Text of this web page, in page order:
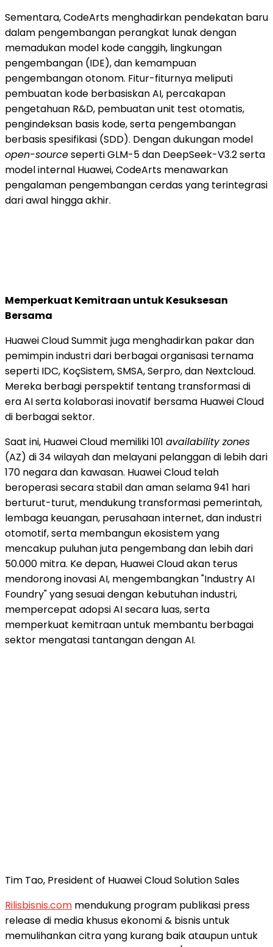
Sementara, CodeArts menghadirkan pendekatan baru
dalam pengembangan perangkat lunak dengan
memadukan model kode canggih, lingkungan
pengembangan (IDE), dan kemampuan
pengembangan otonom. Fitur-fiturnya meliputi
pembuatan kode berbasiskan AI, percakapan
pengetahuan R&D, pembuatan unit test otomatis,
pengindeksan basis kode, serta pengembangan
berbasis spesifikasi (SDD). Dengan dukungan model
open-sourceseperti GLM-5 dan DeepSeek-V3.2 serta
model internal Huawei, CodeArts menawarkan
pengalaman pengembangan cerdas yang terintegrasi
dari awal hingga akhir.
Memperkuat Kemitraan untuk Kesuksesan
Bersama
Huawei Cloud Summit juga menghadirkan pakar dan
pemimpin industri dari berbagai organisasi ternama
seperti IDC, KoçSistem, SMSA, Serpro, dan Nextcloud.
Mereka berbagi perspektif tentang transformasi di
era AI serta kolaborasi inovatif bersama Huawei Cloud
di berbagai sektor.
Saat ini, Huawei Cloud memiliki 101 availability zones
(AZ) di 34 wilayah dan melayani pelanggan di lebih dari
170 negara dan kawasan. Huawei Cloud telah
beroperasi secara stabil dan aman selama 941 hari
berturut-turut, mendukung transformasi pemerintah,
lembaga keuangan, perusahaan internet, dan industri
otomotif, serta membangun ekosistem yang
mencakup puluhan juta pengembang dan lebih dari
50.000 mitra. Ke depan, Huawei Cloud akan terus
mendorong inovasi AI, mengembangkan "Industry AI
Foundry" yang sesuai dengan kebutuhan industri,
mempercepat adopsi AI secara luas, serta
memperkuat kemitraan untuk membantu berbagai
sektor mengatasi tantangan dengan AI.
Tim Tao, President of Huawei Cloud Solution Sales
Rilisbisnis.com mendukung program publikasi press
release di media khusus ekonomi & bisnis untuk
memulihankan citra yang kurang baik ataupun untuk